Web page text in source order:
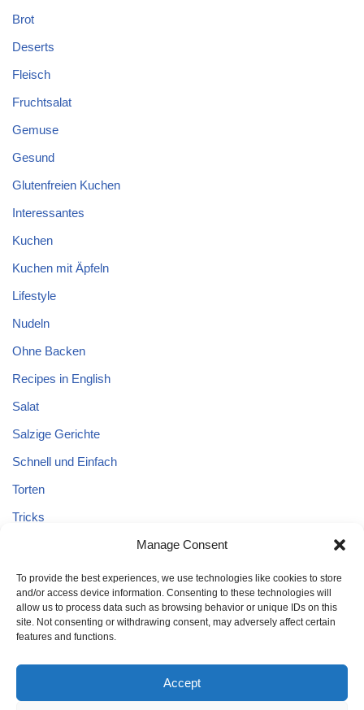
Manage Consent
To provide the best experiences, we use technologies like cookies to store
and/or access device information. Consenting to these technologies will
allow us to process data such as browsing behavior or unique IDs on this
site. Not consenting or withdrawing consent, may adversely affect certain
features and functions.
Accept
Brot
Deserts
Fleisch
Fruchtsalat
Gemuse
Gesund
Glutenfreien Kuchen
Interessantes
Kuchen
Kuchen mit Äpfeln
Lifestyle
Nudeln
Ohne Backen
Recipes in English
Salat
Salzige Gerichte
Schnell und Einfach
Torten
Tricks
Uncategorized
Vegane Kuchen